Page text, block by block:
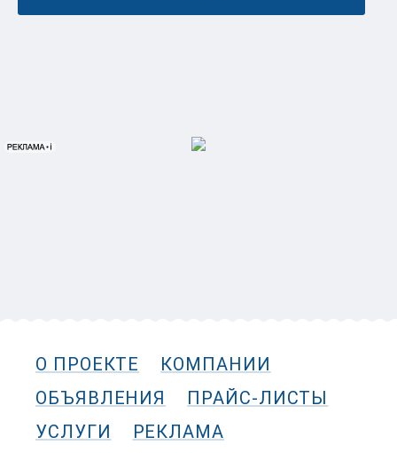
О ПРОЕКТЕ
КОМПАНИИ
ОБЪЯВЛЕНИЯ
ПРАЙС-ЛИСТЫ
УСЛУГИ
РЕКЛАМА